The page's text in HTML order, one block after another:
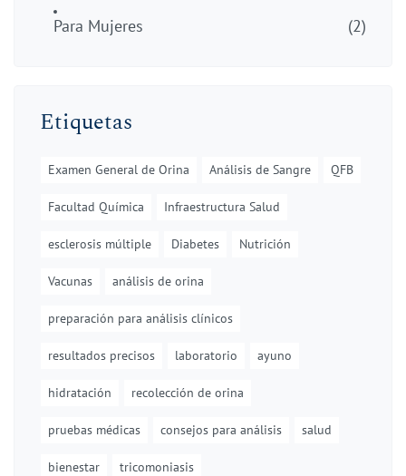
Para Mujeres
(2)
Etiquetas
Examen General de Orina Análisis de Sangre QFB
Facultad Química Infraestructura Salud
esclerosis múltiple Diabetes Nutrición
Vacunas análisis de orina
preparación para análisis clínicos
resultados precisos laboratorio ayuno
hidratación recolección de orina
pruebas médicas consejos para análisis salud
bienestar tricomoniasis